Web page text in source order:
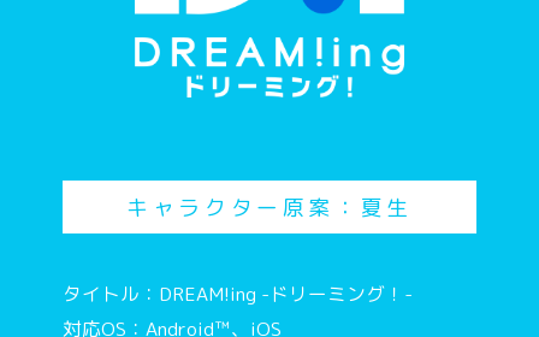
キャラクター原案：夏生
タイトル：DREAM!ing -ドリーミング！-
対応OS：Android™、iOS